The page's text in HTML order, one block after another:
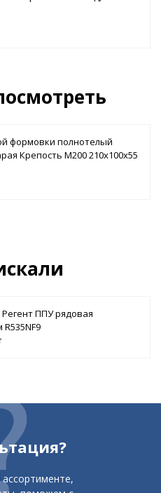
формовки полнотелый
Крепость М200 210х100х55
ППУ рядовая
R535NF9